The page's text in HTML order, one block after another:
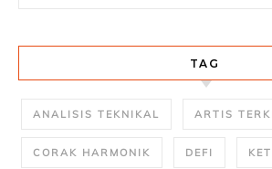
TAG
ANALISIS TEKNIKAL ARTIS
CORAK HARMONIK DEFI